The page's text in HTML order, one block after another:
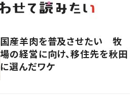
国産羊肉を普及させたい 牧
場の経営に向け、移住先を秋田
に選んだワケ